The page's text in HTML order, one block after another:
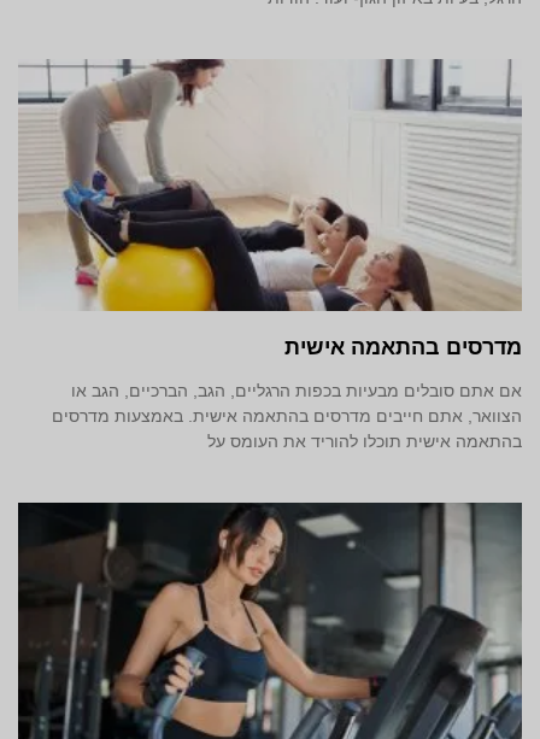
מדרסים בהתאמה אישית
אם אתם סובלים מבעיות בכפות הרגליים, הגב, הברכיים, הגב או
הצוואר, אתם חייבים מדרסים בהתאמה אישית. באמצעות מדרסים
בהתאמה אישית תוכלו להוריד את העומס על